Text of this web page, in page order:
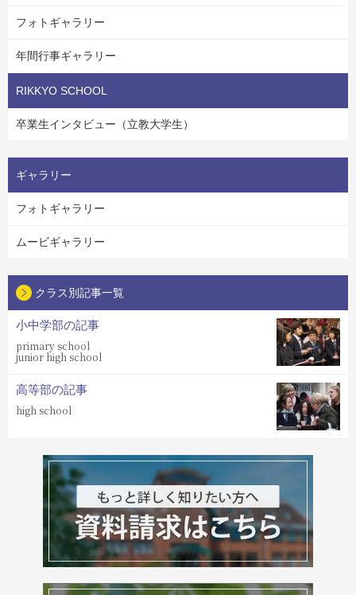
フォトギャラリー
年間行事ギャラリー
RIKKYO SCHOOL
卒業生インタビュー（立教大学生）
ギャラリー
フォトギャラリー
ムービギャラリー
クラス別記事一覧
小中学部の記事
primary school
junior high school
高等部の記事
high school